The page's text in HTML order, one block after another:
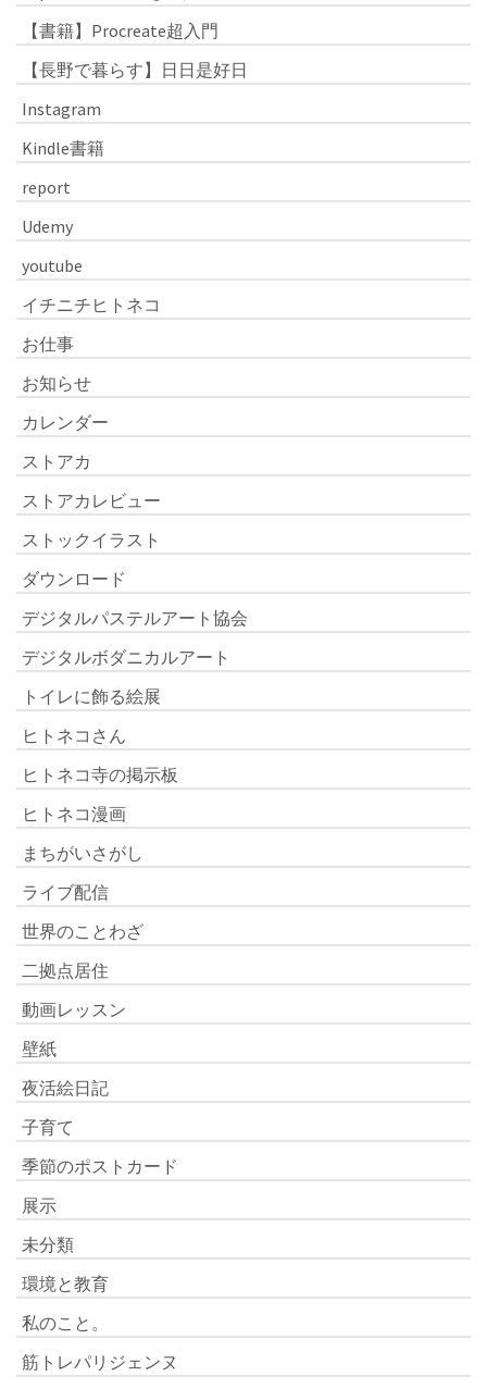
【書籍】Procreate超入門
【長野で暮らす】日日是好日
Instagram
Kindle書籍
report
Udemy
youtube
イチニチヒトネコ
お仕事
お知らせ
カレンダー
ストアカ
ストアカレビュー
ストックイラスト
ダウンロード
デジタルパステルアート協会
デジタルボダニカルアート
トイレに飾る絵展
ヒトネコさん
ヒトネコ寺の掲示板
ヒトネコ漫画
まちがいさがし
ライブ配信
世界のことわざ
二拠点居住
動画レッスン
壁紙
夜活絵日記
子育て
季節のポストカード
展示
未分類
環境と教育
私のこと。
筋トレパリジェンヌ